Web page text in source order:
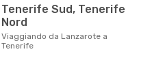
Tenerife Sud, Tenerife
Nord
Viaggiando da Lanzarote a
Tenerife